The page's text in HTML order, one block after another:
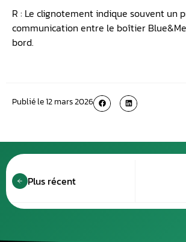
R : Le clignotement indique souvent un
communication entre le boîtier
bord.
Publié le12 mars 2026
Plus récent